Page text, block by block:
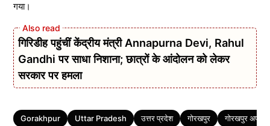
गया।
गिरिडीह पहुंचीं केंद्रीय मंत्री Annapurna Devi, Rahul
Gandhi पर साधा निशाना; छात्रों के आंदोलन को लेकर
सरकार पर हमला
Tags
Gorakhpur Uttar Pradesh उत्तर प्रदेश गोरखपुर गोरखपुर अपराध